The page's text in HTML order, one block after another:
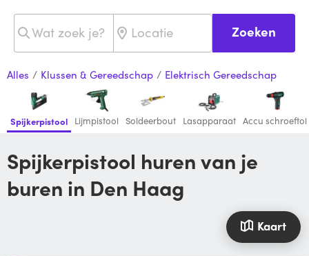
Zoeken
Alles / Klussen & Gereedschap / Elektrisch Gereedschap
Spijkerpistool Lijmpistool Soldeerbout Lasapparaat Accu schroeftol
Spijkerpistool huren van je
buren in Den Haag
Kaart